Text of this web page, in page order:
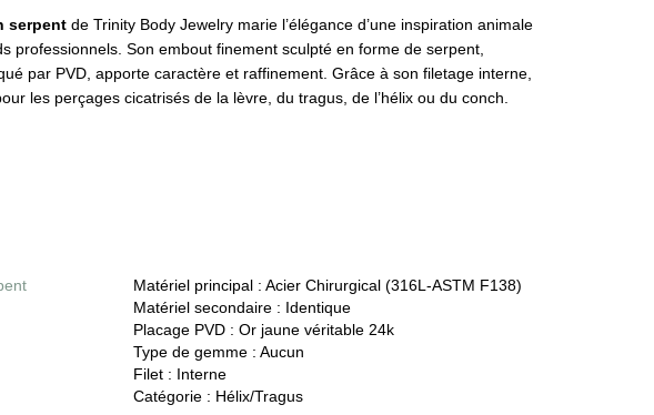
serpentde Trinity Body Jewelry marie l’élégance d’une inspiration animale
professionnels. Son embout finement sculpté en forme de serpent,
par PVD, apporte caractère et raffinement. Grâce à son filetage interne,
les perçages cicatrisés de la lèvre, du tragus, de l’hélix ou du conch.
Matériel principal : Acier Chirurgical (316L-ASTM F138)
Matériel secondaire : Identique
Placage PVD : Or jaune véritable 24k
Type de gemme : Aucun
Filet : Interne
Catégorie : Hélix/Tragus